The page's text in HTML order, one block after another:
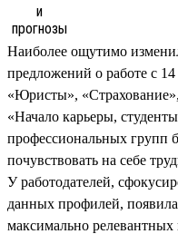
Наиболее ощутимо
предложений о работе с
«Юристы»,
«Начало карьеры,
профессиональных групп
почувствовать на себе
У работодателей,
данных профилей,
максимально релевантных